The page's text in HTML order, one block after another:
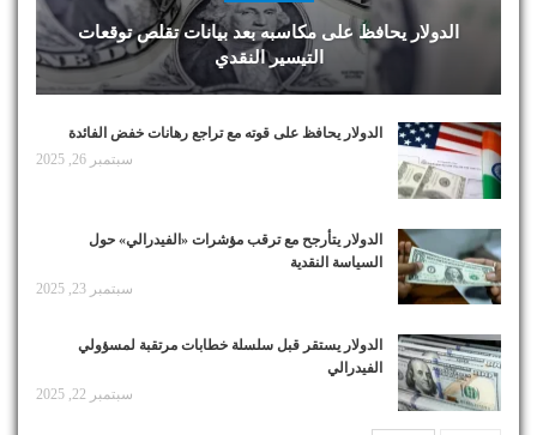
الدولار يحافظ على مكاسبه بعد بيانات تقلص توقعات
التيسير النقدي
الدولار يحافظ على قوته مع تراجع رهانات خفض الفائدة
سبتمبر 26, 2025
الدولار يتأرجح مع ترقب مؤشرات «الفيدرالي» حول
السياسة النقدية
سبتمبر 23, 2025
الدولار يستقر قبل سلسلة خطابات مرتقبة لمسؤولي
الفيدرالي
سبتمبر 22, 2025